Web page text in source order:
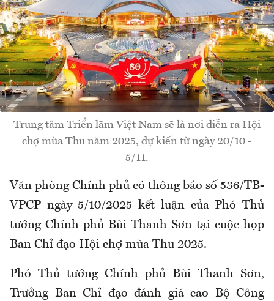
Trung tâm Triển lãm Việt Nam sẽ là nơi diễn ra Hội
chợ mùa Thu năm 2025, dự kiến từ ngày 20/10 -
5/11.
Văn phòng Chính phủ có thông báo số 536/TB-
VPCP ngày 5/10/2025 kết luận của Phó Thủ
tướng Chính phủ Bùi Thanh Sơn tại cuộc họp
Ban Chỉ đạo Hội chợ mùa Thu 2025.
Phó Thủ tướng Chính phủ Bùi Thanh Sơn,
Trưởng Ban Chỉ đạo đánh giá cao Bộ Công